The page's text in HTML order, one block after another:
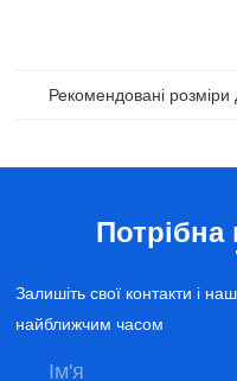
Рекомендовані розміри
Потрібна
Залишіть свої контакти і
найближчим часом